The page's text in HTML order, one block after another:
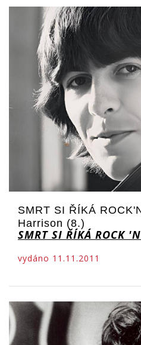
SMRT SI ŘÍKÁ
Harrison (8.)
SMRT SI ŘÍKÁ ROCK
vydáno 11.11.2011